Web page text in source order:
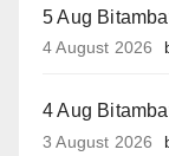
5 Aug
4 August 2026
4 Aug
3 August 2026